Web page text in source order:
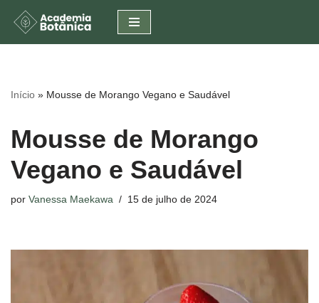
Pular
conteúdo
Início » Mousse de Morango Vegano e Saudável
Mousse de Morango
Vegano e Saudável
por Vanessa Maekawa 15 de julho de 2024